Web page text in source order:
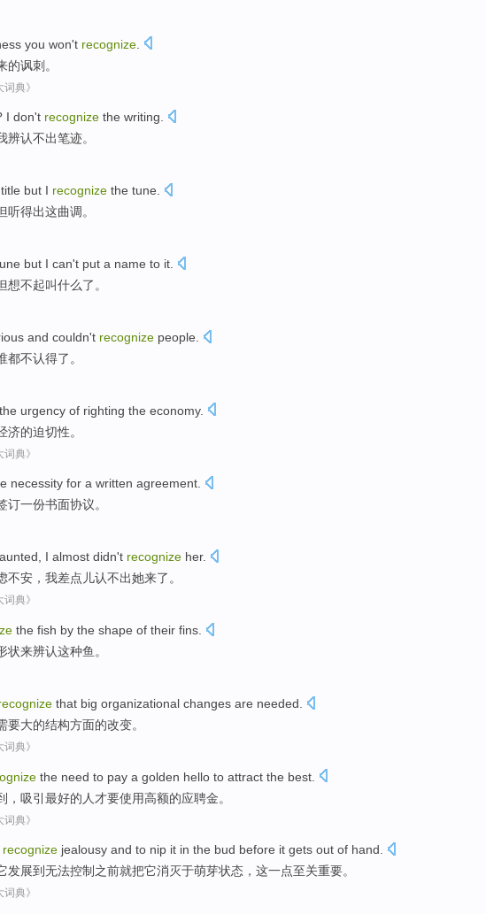
you won't recognize
的讽刺。
典》
I don't recognize the writing.
辨认不出笔迹。
but I recognize the tune
听得出这曲调 。
but I can't put a name to it
想不起叫什么了。
and couldn't recognize people
都不认得了。
the urgency of righting the economy.
济的迫切性。
典》
necessity for a written agreement.
订一份书面协议。
I almost didn't recognize her.
不安 ， 我差点儿认不出她来了。
典》
the fish by the shape of their fins
状来辨认这种鱼 。
that big organizational changes are needed
要大的结构方面的改变。
典》
the need to pay a golden hello to attract the best
， 吸引最好的 人才要使用高额的应聘金。
典》
recognize jealousy and to nip it in the bud before it gets out of hand.
发展到无法控制 之前就把它消灭于萌芽状态 ， 这一点至关重要。
典》